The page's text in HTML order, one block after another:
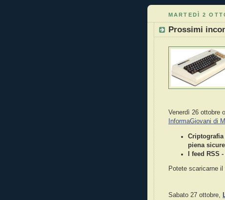
MARTEDÌ 2
Prossimi
Venerdì 26 ottobre
InformaGiovani di
piena
I feed
Potete scaricarne il
Sabato 27 ottobre,